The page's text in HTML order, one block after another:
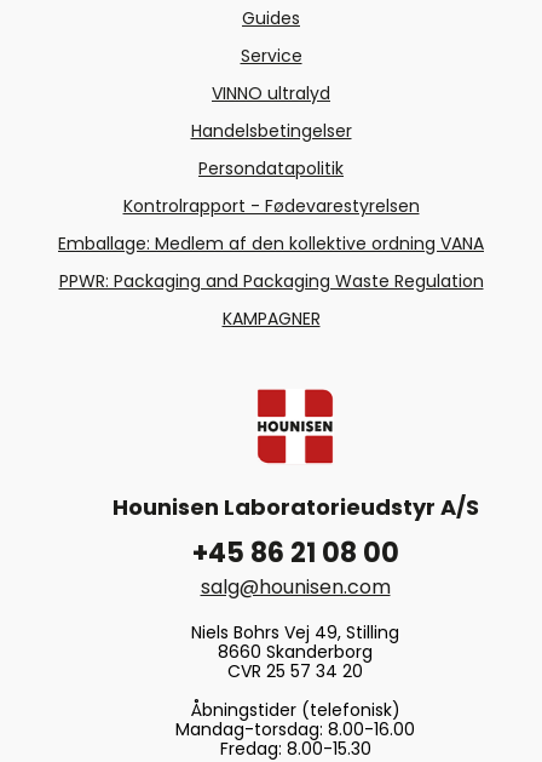
Guides
Service
VINNO ultralyd
Handelsbetingelser
Persondatapolitik
Kontrolrapport - Fødevarestyrelsen
Emballage: Medlem af den kollektive ordning VANA
PPWR: Packaging and Packaging Waste Regulation
KAMPAGNER
Hounisen Laboratorieudstyr A/S
+45 86 21 08 00
salg@hounisen.com
Niels Bohrs Vej 49, Stilling
8660 Skanderborg
CVR 25 57 34 20
Åbningstider (telefonisk)
Mandag-torsdag: 8.00-16.00
Fredag: 8.00-15.30